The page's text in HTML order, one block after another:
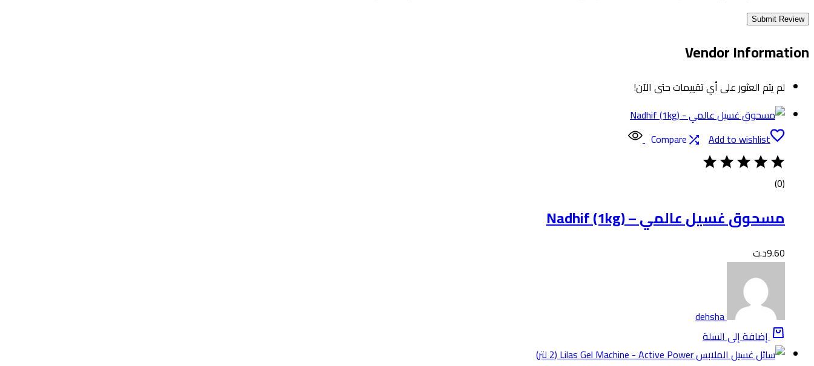
Vendor Information
لم يتم العثور على أي تقييمات حتى الآن!
Add to wishlist
Compare
(0)
مسحوق غسيل عالمي – Nadhif (1kg)
9.60د.ت
dehsha
إضافة إلى السلة